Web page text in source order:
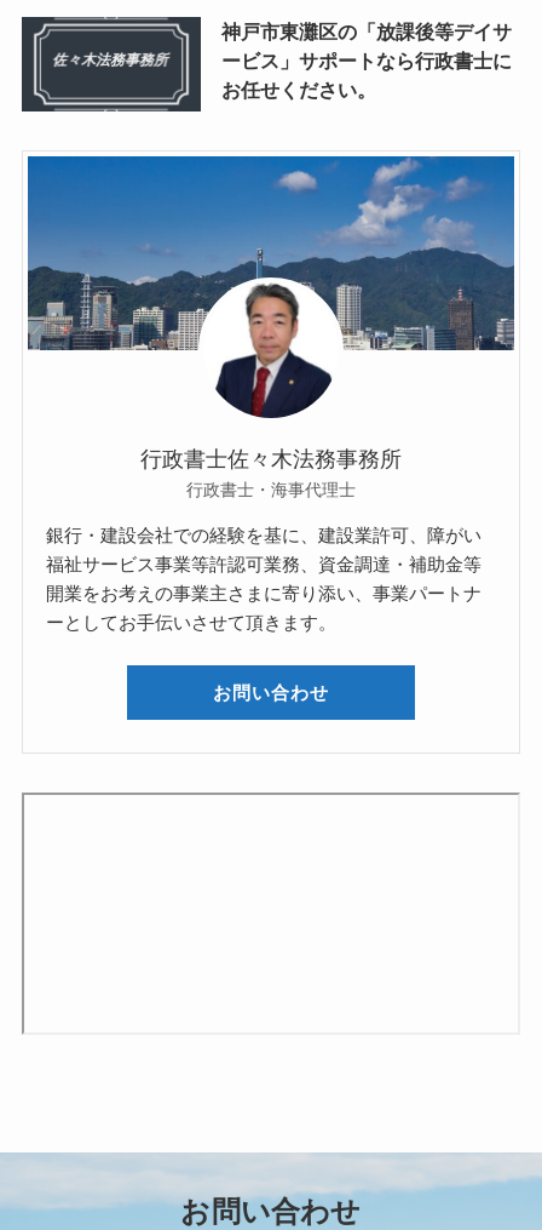
神戸市東灘区の「放課後等デイサ
ービス」サポートなら行政書士に
お任せください。
行政書士佐々木法務事務所
行政書士・海事代理士
銀行・建設会社での経験を基に、建設業許可、障がい
福祉サービス事業等許認可業務、資金調達・補助金等
開業をお考えの事業主さまに寄り添い、事業パートナ
ーとしてお手伝いさせて頂きます。
お問い合わせ
お問い合わせ